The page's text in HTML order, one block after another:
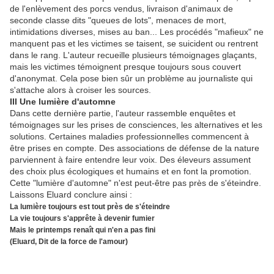
de l'enlèvement des porcs vendus, livraison d'animaux de
seconde classe dits "queues de lots", menaces de mort,
intimidations diverses, mises au ban... Les procédés "mafieux" ne
manquent pas et les victimes se taisent, se suicident ou rentrent
dans le rang. L'auteur recueille plusieurs témoignages glaçants,
mais les victimes témoignent presque toujours sous couvert
d'anonymat. Cela pose bien sûr un problème au journaliste qui
s'attache alors à croiser les sources.
III Une lumière d'automne
Dans cette dernière partie, l'auteur rassemble enquêtes et
témoignages sur les prises de consciences, les alternatives et les
solutions. Certaines maladies professionnelles commencent à
être prises en compte. Des associations de défense de la nature
parviennent à faire entendre leur voix. Des éleveurs assument
des choix plus écologiques et humains et en font la promotion.
Cette "lumière d'automne" n'est peut-être pas près de s'éteindre.
Laissons Eluard conclure ainsi :
La lumière toujours est tout près de s'éteindre
La vie toujours s'apprête à devenir fumier
Mais le printemps renaît qui n'en a pas fini
(Eluard, Dit de la force de l'amour)